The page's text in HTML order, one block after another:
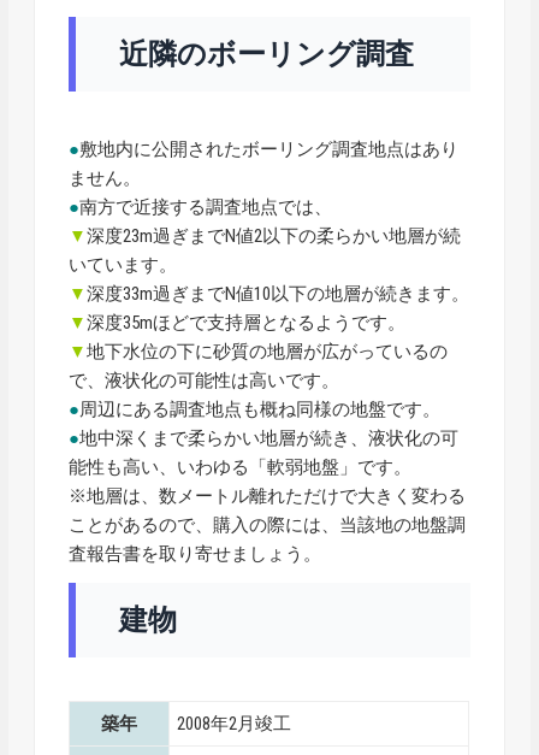
近隣のボーリング調査
●敷地内に公開されたボーリング調査地点はあり
ません。
●南方で近接する調査地点では、
▼深度23m過ぎまでN値2以下の柔らかい地層が続
いています。
▼深度33m過ぎまでN値10以下の地層が続きます。
▼深度35mほどで支持層となるようです。
▼地下水位の下に砂質の地層が広がっているの
で、液状化の可能性は高いです。
●周辺にある調査地点も概ね同様の地盤です。
●地中深くまで柔らかい地層が続き、液状化の可
能性も高い、いわゆる「軟弱地盤」です。
※地層は、数メートル離れただけで大きく変わる
ことがあるので、購入の際には、当該地の地盤調
査報告書を取り寄せましょう。
建物
築年 2008年2月竣工